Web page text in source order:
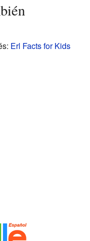
Erl Facts for Kids